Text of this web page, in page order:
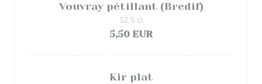
Vouvray pétillant (Bredif)
5,50 EUR
12,5 cl
Kir plat